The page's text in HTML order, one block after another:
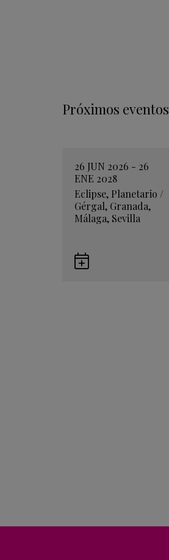
Próximos eventos
26 JUN 2026 - 26
ENE 2028
Eclipse, Planetario /
Gérgal, Granada,
Málaga, Sevilla